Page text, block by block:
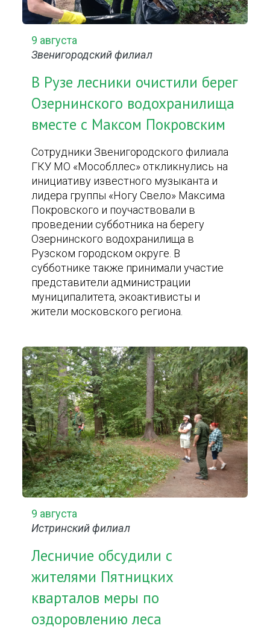
9 августа
Звенигородский филиал
В Рузе лесники очистили берег
Озернинского водохранилища
вместе с Максом Покровским
Сотрудники Звенигородского филиала
ГКУ МО «Мособллес» откликнулись на
инициативу известного музыканта и
лидера группы «Ногу Свело» Максима
Покровского и поучаствовали в
проведении субботника на берегу
Озернинского водохранилища в
Рузском городском округе. В
субботнике также принимали участие
представители администрации
муниципалитета, экоактивисты и
жители московского региона.
9 августа
Истринский филиал
Лесничие обсудили с
жителями Пятницких
кварталов меры по
оздоровлению леса